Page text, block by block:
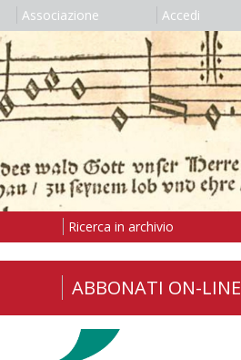
Associazione Accedi
Ricerca in archivio
ABBONATI ON-LINE